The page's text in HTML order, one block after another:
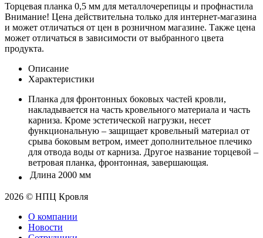
Торцевая планка 0,5 мм для металлочерепицы и профнастила
Внимание! Цена действительна только для интернет-магазина
и может отличаться от цен в розничном магазине. Также цена
может отличаться в зависимости от выбранного цвета
продукта.
Описание
Характеристики
Планка для фронтонных боковых частей кровли,
накладывается на часть кровельного материала и часть
карниза. Кроме эстетической нагрузки, несет
функциональную – защищает кровельный материал от
срыва боковым ветром, имеет дополнительное плечико
для отвода воды от карниза. Другое название торцевой –
ветровая планка, фронтонная, завершающая.
Длина 2000 мм
2026 © НПЦ Кровля
О компании
Новости